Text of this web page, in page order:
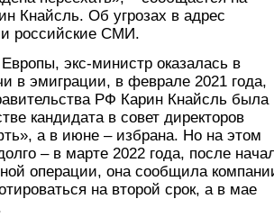
Кнайсль. Об угрозах в адрес
is external)
и российские СМИ.
экс-министр оказалась в
в эмиграции, в феврале 2021 года,
РФ Карин Кнайсль была
кандидата в совет директоров
а в июне – избрана. Но на этом
– в марте 2022 года, после
операции, она сообщила
на второй срок, а в мае